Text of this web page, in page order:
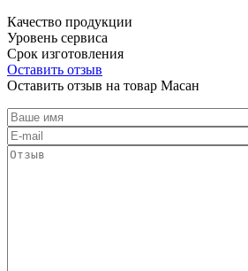
Качество продукции
Уровень сервиса
Срок изготовления
Оставить отзыв
Оставить отзыв на товар Масан